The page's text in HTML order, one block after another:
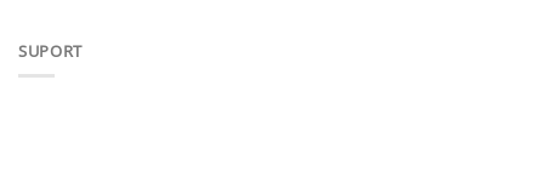
SUPORT